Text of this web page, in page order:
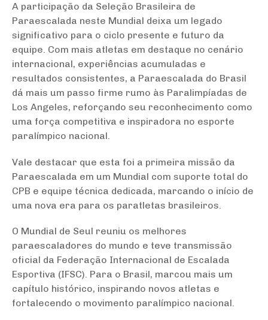
A participação da Seleção Brasileira de
Paraescalada neste Mundial deixa um legado
significativo para o ciclo presente e futuro da
equipe. Com mais atletas em destaque no cenário
internacional, experiências acumuladas e
resultados consistentes, a Paraescalada do Brasil
dá mais um passo firme rumo às Paralimpíadas de
Los Angeles, reforçando seu reconhecimento como
uma força competitiva e inspiradora no esporte
paralímpico nacional.
Vale destacar que esta foi a primeira missão da
Paraescalada em um Mundial com suporte total do
CPB e equipe técnica dedicada, marcando o início de
uma nova era para os paratletas brasileiros.
O Mundial de Seul reuniu os melhores
paraescaladores do mundo e teve transmissão
oficial da Federação Internacional de Escalada
Esportiva (IFSC). Para o Brasil, marcou mais um
capítulo histórico, inspirando novos atletas e
fortalecendo o movimento paralímpico nacional.